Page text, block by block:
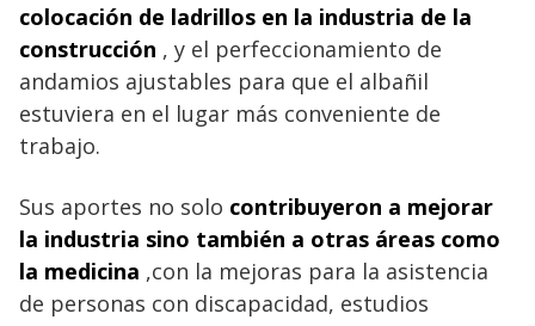
colocación de ladrillos en la industria de la
construcción , y el perfeccionamiento de
andamios ajustables para que el albañil
estuviera en el lugar más conveniente de
trabajo.
Sus aportes no solo contribuyeron a mejorar
la industria sino también a otras áreas como
la medicina ,con la mejoras para la asistencia
de personas con discapacidad, estudios